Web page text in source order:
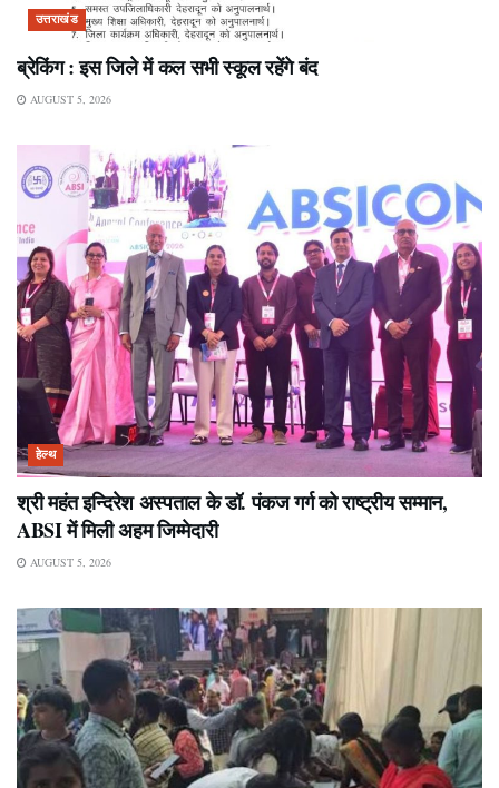
उत्तराखंड
ब्रेकिंग : इस जिले में कल सभी स्कूल रहेंगे बंद
AUGUST 5, 2026
हेल्थ
श्री महंत इन्दिरेश अस्पताल के डॉ. पंकज गर्ग को राष्ट्रीय सम्मान,
ABSI में मिली अहम जिम्मेदारी
AUGUST 5, 2026